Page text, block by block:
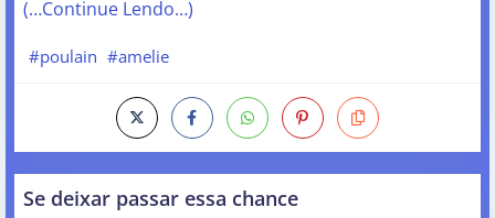
(…Continue Lendo…)
#poulain #amelie
Se deixar passar essa chance